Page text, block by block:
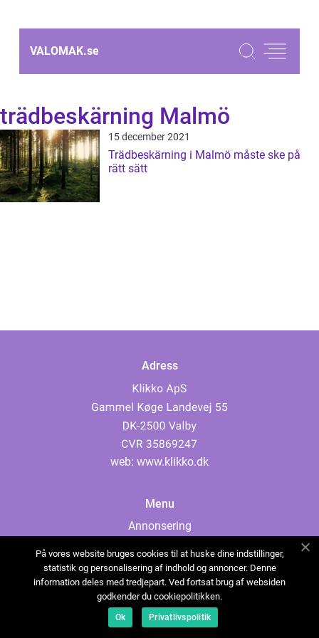
VALOMAK.se
trädbeskärning Malmö
15 december 2021
Trädbeskärning i Malmö måste ske på
rätt sätt
Adress
web: www.klikko.dk
Menu
Annonsering
Cookies
Kontakta oss
Sitemap
På vores website bruges cookies til at huske dine indstillinger,
statistik og personalisering af indhold og annoncer. Denne
information deles med tredjepart. Ved fortsat brug af websiden
godkender du cookiepolitikken.
Ok Privatlivspolitik